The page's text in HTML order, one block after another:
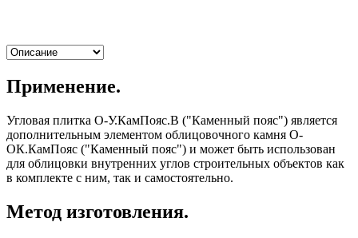
Применение.
Угловая плитка О-У.КамПояс.В ("Каменный пояс") является
дополнительным элементом облицовочного камня О-
ОК.КамПояс ("Каменный пояс") и может быть использован
для облицовки внутренних углов строительных объектов как
в комплекте с ним, так и самостоятельно.
Метод изготовления.